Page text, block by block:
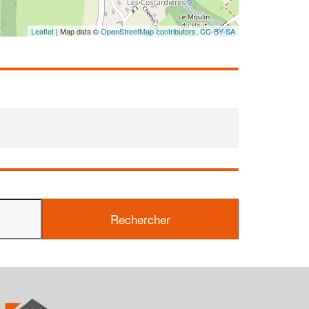
Leaflet | Map data ©OpenStreetMap contributors,CC-BY-SA